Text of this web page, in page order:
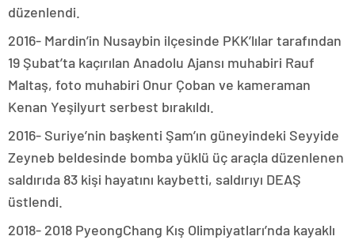
düzenlendi.
2016- Mardin’in Nusaybin ilçesinde PKK’lılar tarafından
19 Şubat’ta kaçırılan Anadolu Ajansı muhabiri Rauf
Maltaş, foto muhabiri Onur Çoban ve kameraman
Kenan Yeşilyurt serbest bırakıldı.
2016- Suriye’nin başkenti Şam’ın güneyindeki Seyyide
Zeyneb beldesinde bomba yüklü üç araçla düzenlenen
saldırıda 83 kişi hayatını kaybetti, saldırıyı DEAŞ
üstlendi.
2018- 2018 PyeongChang Kış Olimpiyatları’nda kayaklı